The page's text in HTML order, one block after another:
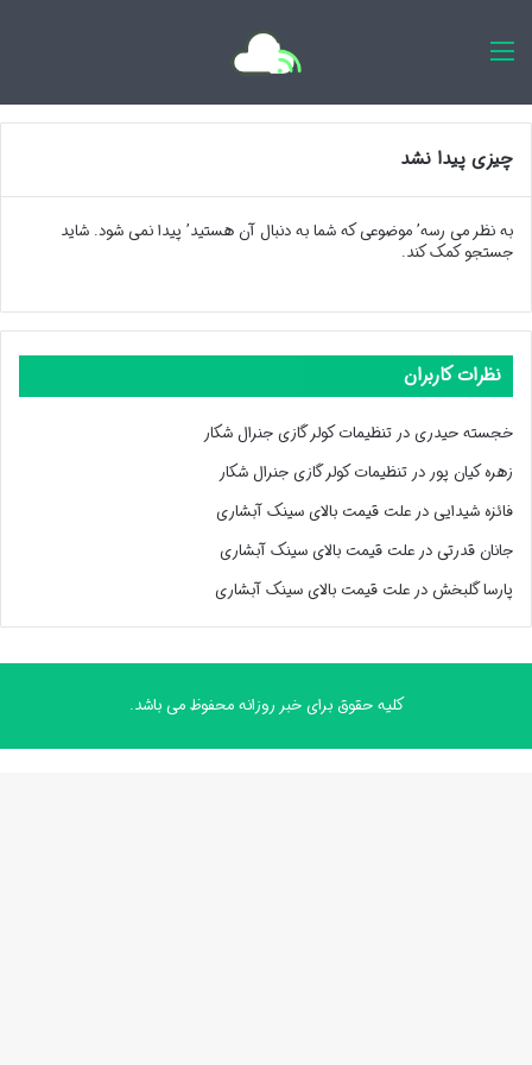
چیزی پیدا نشد
به نظر می رسه’ موضوعی که شما به دنبال آن هستید’ پیدا نمی شود. شاید
جستجو کمک کند.
نظرات کاربران
خجسته حیدریدر تنظیمات کولر گازی جنرال شکار
زهره کیان پور در تنظیمات کولر گازی جنرال شکار
فائزه شیداییدر علت قیمت بالای سینک آبشاری
جانان قدرتیدر علت قیمت بالای سینک آبشاری
پارسا گلبخش در علت قیمت بالای سینک آبشاری
کلیه حقوق برای خبر روزانه محفوظ می باشد.